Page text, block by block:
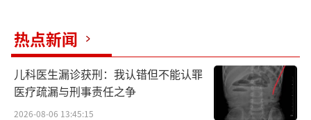
热点新闻
儿科医生漏诊获刑：我认错但不能认罪
医疗疏漏与刑事责任之争
2026-08-06 13:45:15